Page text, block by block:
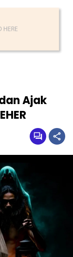
Ajak